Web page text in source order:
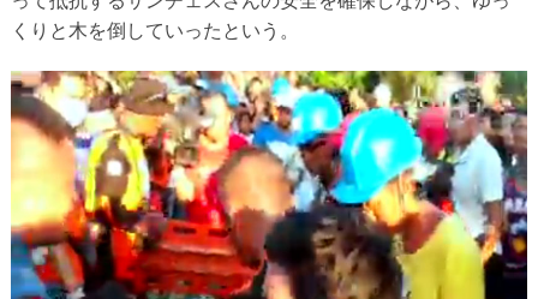
くりと木を倒していったという。